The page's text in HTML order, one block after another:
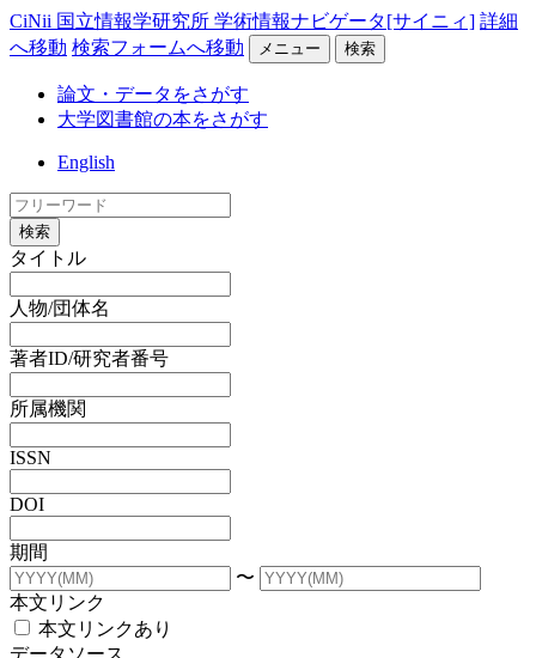
CiNii 国立情報学研究所 学術情報ナビゲータ[サイニィ] 詳細
へ移動 検索フォームへ移動 メニュー 検索
論文・データをさがす
大学図書館の本をさがす
English
検索
タイトル
人物/団体名
著者ID/研究者番号
所属機関
ISSN
DOI
期間
〜
本文リンク
本文リンクあり
データソース